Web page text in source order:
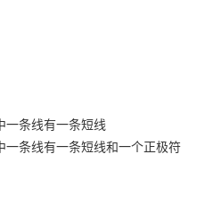
一条线有一条短线
条线有一条短线和一个正极符